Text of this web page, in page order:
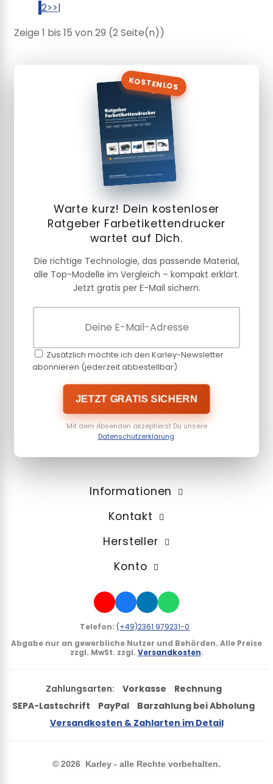
2>>|
Zeige 1 bis 15 von 29 (2 Seite(n))
KOSTENLOS
Warte kurz! Dein kostenloser
Ratgeber Farbetikettendrucker
wartet auf Dich.
Die richtige Technologie, das passende Material,
alle Top-Modelle im Vergleich – kompakt erklärt.
Jetzt gratis per E-Mail sichern.
Zusätzlich möchte ich den Karley-Newsletter
abonnieren (jederzeit abbestellbar)
JETZT GRATIS SICHERN
Mit dem Absenden akzeptierst Du unsere
Datenschutzerklärung.
Informationen
Kontakt
Hersteller
Konto
Telefon: (+49)2361 979231-0
Abgabe nur an gewerbliche Nutzer und Behörden. Alle Preise
zzgl. MwSt. zzgl. Versandkosten.
Zahlungsarten: Vorkasse
Rechnung
SEPA-Lastschrift
PayPal
Barzahlung bei Abholung
Versandkosten & Zahlarten im Detail
© 2026 Karley - alle Rechte vorbehalten.